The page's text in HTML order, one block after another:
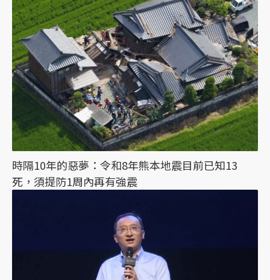
時隔10年的惡夢：令和8年熊本地震目前已知13
死，須提防1周內再有強震